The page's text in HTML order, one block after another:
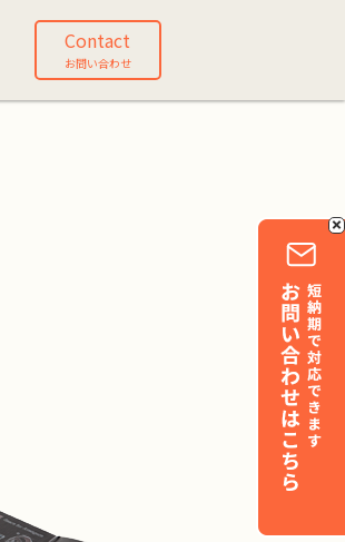
Contact
お問い合わせ